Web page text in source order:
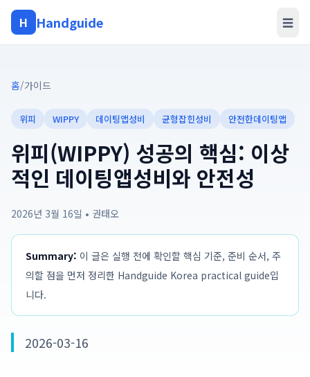
H Handguide ☰
홈/가이드
위피 WIPPY 데이팅앱성비 균형잡힌성비 안전한데이팅앱
위피(WIPPY) 성공의 핵심: 이상
적인 데이팅앱성비와 안전성
2026년 3월 16일 • 권태오
Summary: 이 글은 실행 전에 확인할 핵심 기준, 준비 순서, 주
의할 점을 먼저 정리한 Handguide Korea practical guide입
니다.
2026-03-16